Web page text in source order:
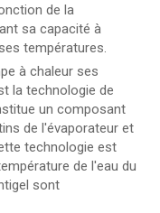
de la
sa capacité à
températures.
à chaleur ses
la technologie de
un composant
de l'évaporateur et
technologie est
de l'eau du
sont